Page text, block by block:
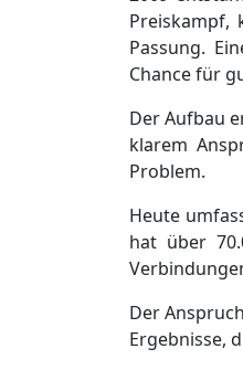
Preiskampf,
Passung.
Chance für
Der Aufbau
klarem
Problem.
Heute
hat über
Der
Ergebnisse,